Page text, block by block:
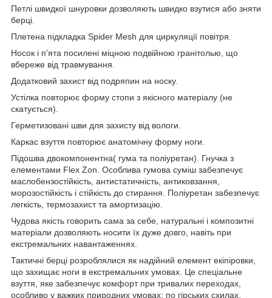
Петлі швидкої шнуровки дозволяють швидко взутися або зняти
берці.
Плетена підкладка Spider Mesh для циркуляції повітря.
Носок і п’ята посилені міцною подвійною гранітолью, що
вбереже від травмування.
Додатковий захист від подряпин на носку.
Устілка повторює форму стопи з якісного матеріалу (не
скатується).
Герметизовані шви для захисту від вологи.
Каркас взуття повторює анатомічну форму ноги.
Підошва двокомпонентна( гума та поліуретан). Гнучка з
елементами Flex Zon. Особлива гумова суміш забезпечує
маслобензостійкість, антистатичність, антиковзання,
морозостійкість і стійкість до стирання. Поліуретан забезпечує
легкість, термозахист та амортизацію.
Чудова якість говорить сама за себе, натуральні і композитні
матеріали дозволяють носити їх дуже довго, навіть при
екстремальних навантаженнях.
Тактичні берці розроблялися як надійний елемент екіпіровки,
що захищає ноги в екстремальних умовах. Це спеціальне
взуття, яке забезпечує комфорт при тривалих переходах,
особливо у важких природних умовах: по гірських схилах,